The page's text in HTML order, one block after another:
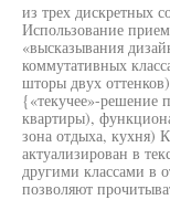
из трех дискретных
Использование
«высказывания
коммутативных
шторы двух
{«текучее»-решение
квартиры),
зона отдыха, кухня)
актуализирован в
другими классами в
позволяют